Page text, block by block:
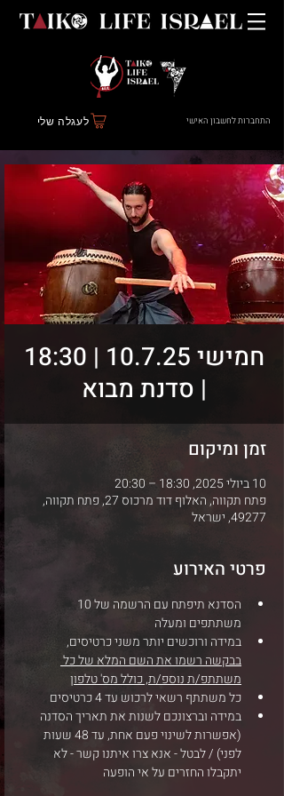
התחברות לחשבון האישי לעגלה שלי
חמישי 10.7.25 | 18:30
| סדנת מבוא
זמן ומיקום
10 ביולי 2025, 18:30 – 20:30
פתח תקווה, האלוף דוד מרכוס 27, פתח תקווה,
49277, ישראל
פרטי האירוע
משתתפים ומעלה
במידה ורוכשים יותר משני כרטיסים,
בבקשה רשמו את השם המלא של כל
משתתפ/ת נוספ/ת, כולל מס' טלפון
כל משתתף רשאי לרכוש עד 4 כרטיסים
במידה וברצונכם לשנות את תאריך הסדנה
(אפשרות לשינוי פעם אחת, עד 48 שעות
לפני) / לבטל - אנא צרו איתנו קשר - לא
יתקבלו החזרים על אי הופעה